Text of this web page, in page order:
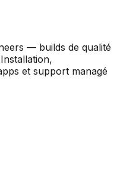
— builds de qualité
et support managé